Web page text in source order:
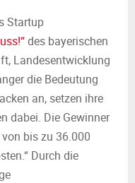
Startup
des bayerischen
Landesentwicklung
die Bedeutung
an, setzen ihre
dabei. Die Gewinner
bis zu 36.000
Durch die